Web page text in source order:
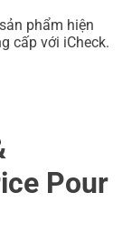
phẩm hiện
cấp với iCheck.
Pour